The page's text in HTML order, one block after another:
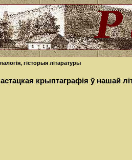
гісторыя літаратуры
крыптаграфія ў нашай